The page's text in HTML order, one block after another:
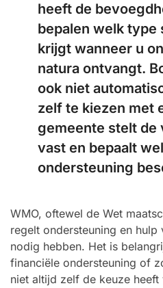
heeft de
bepalen welk type
krijgt wanneer u
natura ontvangt.
ook niet
zelf te kiezen met
gemeente stelt de
vast en bepaalt
ondersteuning
WMO, oftewel de Wet
regelt ondersteuning en
nodig hebben. Het is
financiële ondersteuning of
niet altijd zelf de keuze